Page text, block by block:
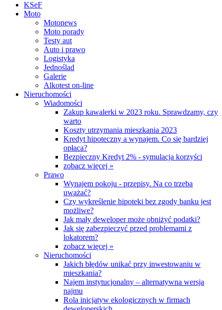
KSeF
Moto
Motonews
Moto porady
Testy aut
Auto i prawo
Logistyka
Jednoślad
Galerie
Alkotest on-line
Nieruchomości
Wiadomości
Zakup kawalerki w 2023 roku. Sprawdzamy, czy
warto
Koszty utrzymania mieszkania 2023
Kredyt hipoteczny a wynajem. Co się bardziej
opłaca?
Bezpieczny Kredyt 2% - symulacja korzyści
zobacz więcej »
Prawo
Wynajem pokoju - przepisy. Na co trzeba
uważać?
Czy wykreślenie hipoteki bez zgody banku jest
możliwe?
Jak mały deweloper może obniżyć podatki?
Jak się zabezpieczyć przed problemami z
lokatorem?
zobacz więcej »
Nieruchomości
Jakich błędów unikać przy inwestowaniu w
mieszkania?
Najem instytucjonalny – alternatywna wersja
najmu
Rola inicjatyw ekologicznych w firmach